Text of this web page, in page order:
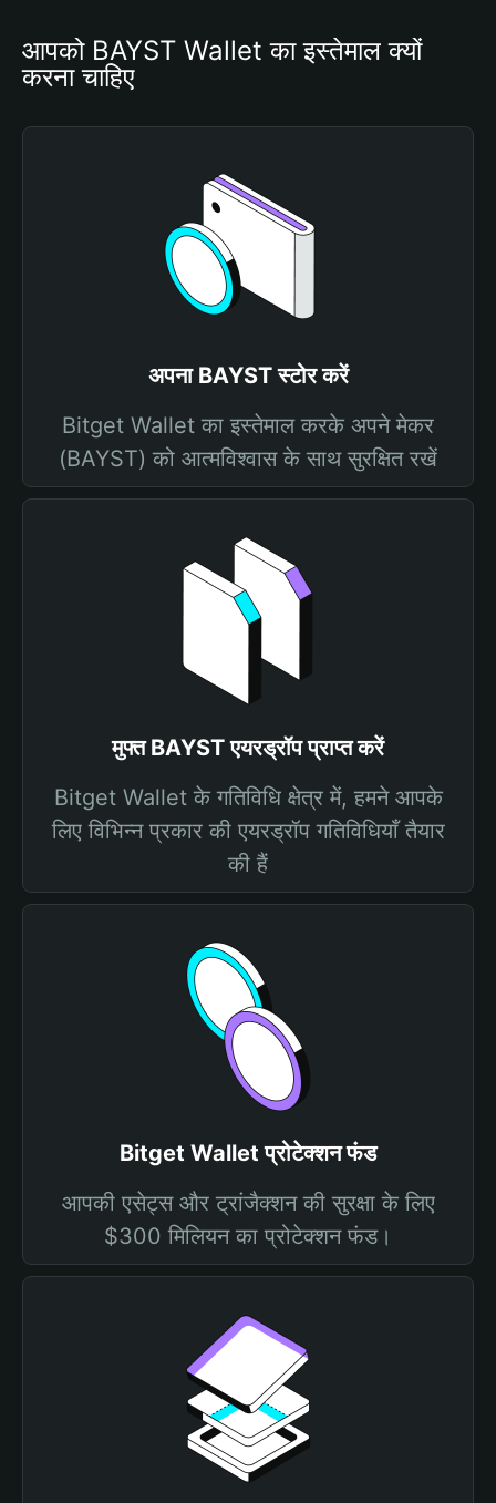
आपको BAYST Wallet का इस्तेमाल क्यों
करना चाहिए
अपना BAYST स्टोर करें
Bitget Wallet का इस्तेमाल करके अपने मेकर
(BAYST) को आत्मविश्वास के साथ सुरक्षित रखें
मुफ्त BAYST एयरड्रॉप प्राप्त करें
Bitget Wallet के गतिविधि क्षेत्र में, हमने आपके
लिए विभिन्न प्रकार की एयरड्रॉप गतिविधियाँ तैयार
की हैं
Bitget Wallet प्रोटेक्शन फंड
आपकी एसेट्स और ट्रांजैक्शन की सुरक्षा के लिए
$300 मिलियन का प्रोटेक्शन फंड।